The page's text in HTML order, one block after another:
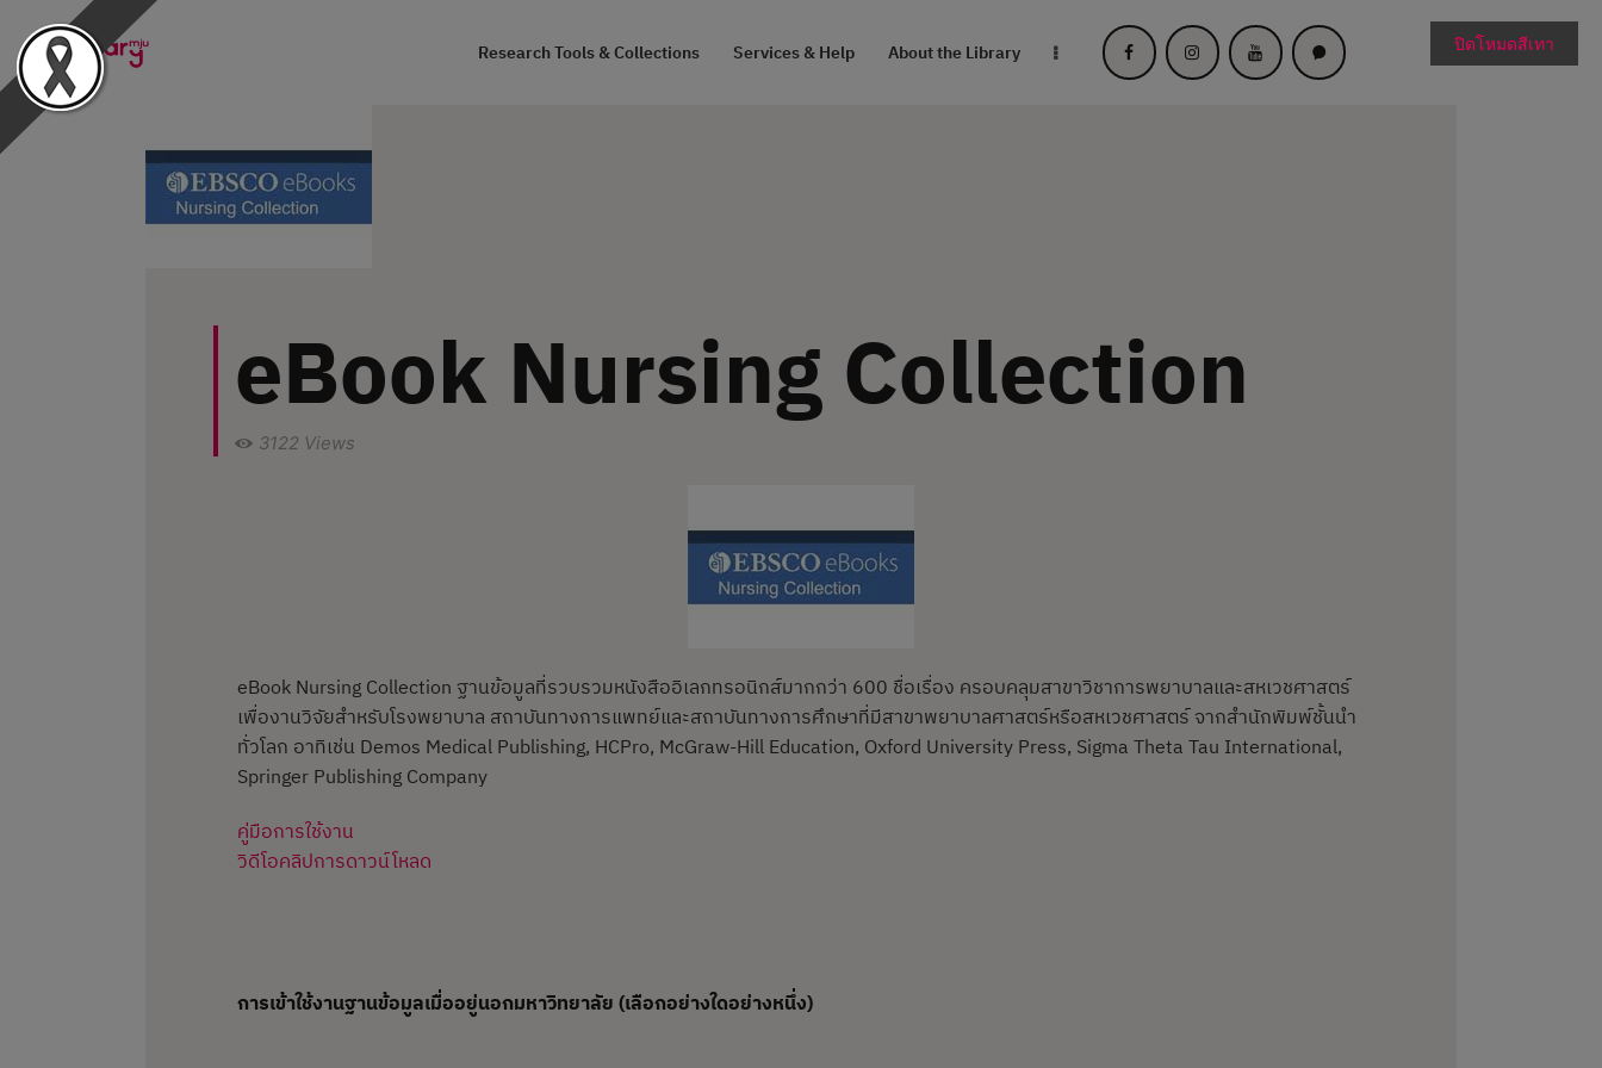
Research Tools & Collections Services & Help About the Library
RESEARCH TOOLS
สายตรงผู้อำนวยการ
eBook Nursing Collection
3122 Views
eBook Nursing Collection ฐานข้อมูลที่รวบรวมหนังสืออิเลกทรอนิกส์มากกว่า 600 ชื่อเรื่อง ครอบคลุมสาขาวิชาการพยาบาลและสหเวชศาสตร์
เพื่องานวิจัยสำหรับโรงพยาบาล สถาบันทางการแพทย์และสถาบันทางการศึกษาที่มีสาขาพยาบาลศาสตร์หรือสหเวชศาสตร์ จากสำนักพิมพ์ชั้นนำ
ทั่วโลก อาทิเช่น Demos Medical Publishing, HCPro, McGraw-Hill Education, Oxford University Press, Sigma Theta Tau International,
Springer Publishing Company
คู่มือการใช้งาน
วิดีโอคลิปการดาวน์โหลด
การเข้าใช้งานฐานข้อมูลเมื่ออยู่นอกมหาวิทยาลัย(เลือกอย่างใดอย่างหนึ่ง)
ปิดโหมดสีเทา